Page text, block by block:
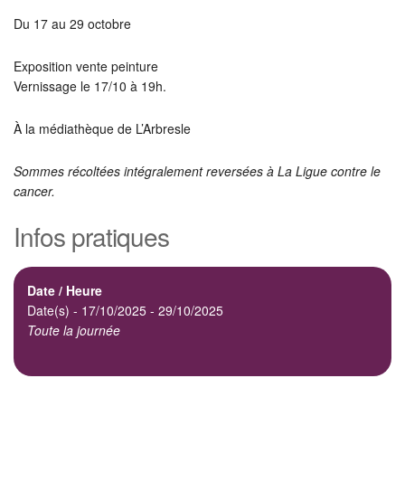
Du 17 au 29 octobre
Exposition vente peinture
Vernissage le 17/10 à 19h.
À la médiathèque de L’Arbresle
Sommes récoltées intégralement reversées à La Ligue contre le
cancer.
Infos pratiques
Date / Heure
Date(s) - 17/10/2025 - 29/10/2025
Toute la journée